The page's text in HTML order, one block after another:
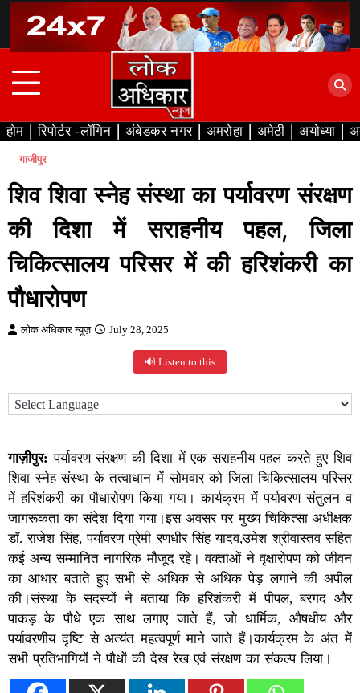
content
होम रिपोर्टर -लॉगिन अंबेडकर नगर अमरोहा अमेठी अयोध्या
गाजीपुर
शिव शिवा स्नेह संस्था का पर्यावरण संरक्षण
की दिशा में सराहनीय पहल, जिला
चिकित्सालय परिसर में की हरिशंकरी का
पौधारोपण
लोक अधिकार न्यूज़ July 28, 2025
🔊 Listen to this
गाज़ीपुर: पर्यावरण संरक्षण की दिशा में एक सराहनीय पहल करते हुए शिव
शिवा स्नेह संस्था के तत्वाधान में सोमवार को जिला चिकित्सालय परिसर
में हरिशंकरी का पौधारोपण किया गया। कार्यक्रम में पर्यावरण संतुलन व
जागरूकता का संदेश दिया गया।इस अवसर पर मुख्य चिकित्सा अधीक्षक
डॉ. राजेश सिंह, पर्यावरण प्रेमी रणधीर सिंह यादव,उमेश श्रीवास्तव सहित
कई अन्य सम्मानित नागरिक मौजूद रहे। वक्ताओं ने वृक्षारोपण को जीवन
का आधार बताते हुए सभी से अधिक से अधिक पेड़ लगाने की अपील
की।संस्था के सदस्यों ने बताया कि हरिशंकरी में पीपल, बरगद और
पाकड़ के पौधे एक साथ लगाए जाते हैं, जो धार्मिक, औषधीय और
पर्यावरणीय दृष्टि से अत्यंत महत्वपूर्ण माने जाते हैं।कार्यक्रम के अंत में
सभी प्रतिभागियों ने पौधों की देख रेख एवं संरक्षण का संकल्प लिया।